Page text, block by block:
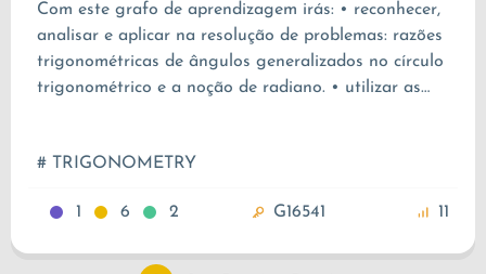
Com este grafo de aprendizagem irás: • reconhecer,
analisar e aplicar na resolução de problemas: razões
trigonométricas de ângulos generalizados no círculo
trigonométrico e a noção de radiano. • utilizar as
Trigonometria na resolução de problemas.
# TRIGONOMETRY
1 6 2 G16541 11